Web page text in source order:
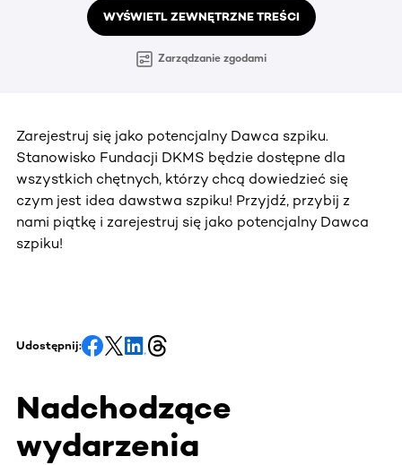
WYŚWIETL ZEWNĘTRZNE TREŚCI
Zarządzanie zgodami
Zarejestruj się jako potencjalny Dawca szpiku.
Stanowisko Fundacji DKMS będzie dostępne dla
wszystkich chętnych, którzy chcą dowiedzieć się
czym jest idea dawstwa szpiku! Przyjdź, przybij z
nami piątkę i zarejestruj się jako potencjalny Dawca
szpiku!
Udostępnij:
Nadchodzące
wydarzenia